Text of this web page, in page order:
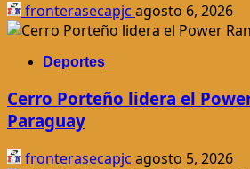
fronterasecapjc agosto 6, 2026
Deportes
Cerro Porteño lidera el
Paraguay
fronterasecapjc agosto 5, 2026